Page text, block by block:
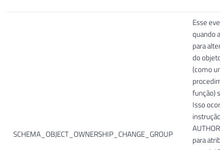
SCHEMA_OBJECT_OWNERSHIP_CHANGE_GROUP
Esse
quando
para
do
(como
função)
Isso
para